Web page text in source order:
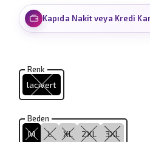
Kapıda Nakit veya Kredi
Renk
lacivert
Beden
M L XL 2XL 3XL